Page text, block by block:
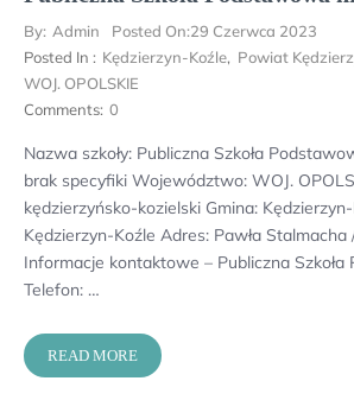
By: Admin Posted On:29 Czerwca 2023
Posted In : Kędzierzyn-Koźle, Powiat
WOJ. OPOLSKIE
Comments: 0
Nazwa szkoły: Publiczna Szkoła
brak specyfiki Województwo: WOJ.
kędzierzyńsko-kozielski Gmina:
Kędzierzyn-Koźle Adres: Pawła
Informacje kontaktowe – Publiczna
Telefon: …
READ MORE